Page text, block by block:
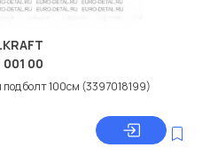
001 00
болт 100см (3397018199)